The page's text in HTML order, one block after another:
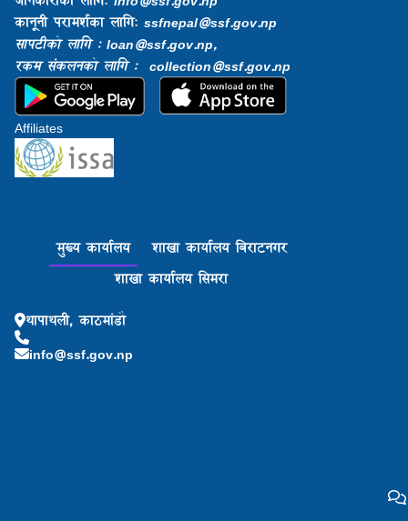
कानूनी परामर्शका लागि: ssfnepal@ssf.gov.np​
सापटीको लागि : loan@ssf.gov.np,
रकम संकलनको लागि : collection@ssf.gov.np
Affiliates
मुख्य कार्यालय
शाखा कार्यालय बिराटनगर
शाखा कार्यालय सिमरा
थापाथली, काठमांडौ
info@ssf.gov.np